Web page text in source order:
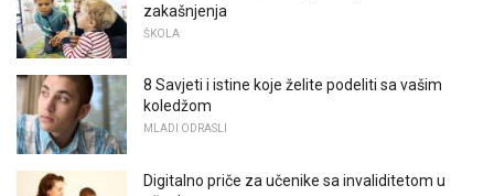
zakašnjenja
ŠKOLA
8 Savjeti i istine koje želite podeliti sa vašim
koledžom
MLADI ODRASLI
Digitalno priče za učenike sa invaliditetom u